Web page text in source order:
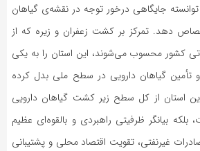
جایگاهی درخور توجه در نقشه‌ی گیاهان
دهد. تمرکز بر کشت زعفران و زیره که از
کشور محسوب می‌شوند، این استان را به یکی
تأمین گیاهان دارویی در سطح ملی بدل کرده
درصدی این استان از کل سطح زیر کشت گیاهان دارویی
بلکه بیانگر ظرفیتی راهبردی و بالقوه‌ای عظیم
غیرنفتی، تقویت اقتصاد محلی و پشتیبانی